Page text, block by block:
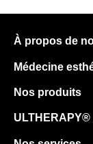
À propos de
Médecine
Nos produits
ULTHERAPY®